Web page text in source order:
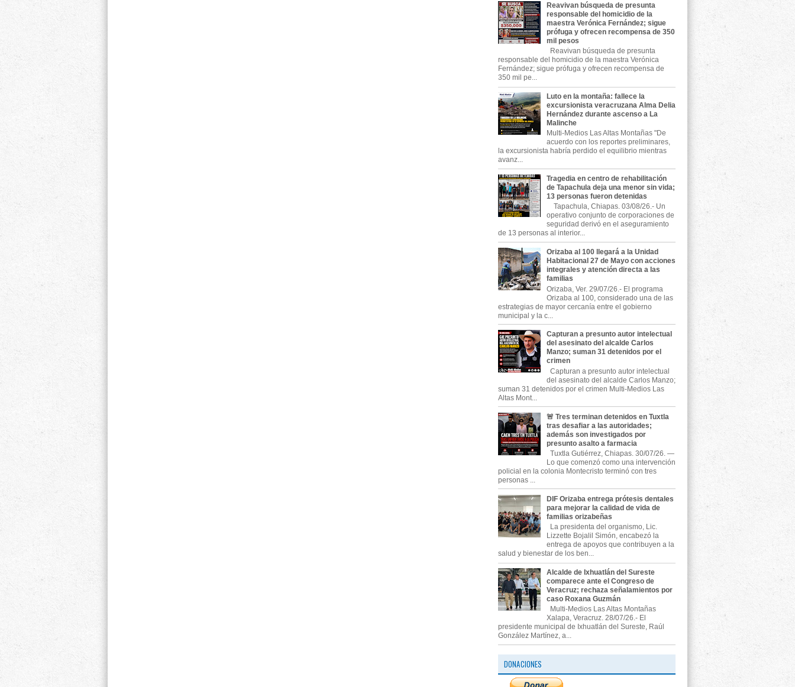
Reavivan búsqueda de presunta
responsable del homicidio de la
maestra Verónica Fernández; sigue
prófuga y ofrecen recompensa de 350
mil pesos
Reavivan búsqueda de presunta
responsable del homicidio de la maestra Verónica
Fernández; sigue prófuga y ofrecen recompensa de
350 mil pe...
Luto en la montaña: fallece la
excursionista veracruzana Alma Delia
Hernández durante ascenso a La
Malinche
Multi-Medios Las Altas Montañas "De
acuerdo con los reportes preliminares,
la excursionista habría perdido el equilibrio mientras
avanz...
Tragedia en centro de rehabilitación
de Tapachula deja una menor sin vida;
13 personas fueron detenidas
Tapachula, Chiapas. 03/08/26.- Un
operativo conjunto de corporaciones de
seguridad derivó en el aseguramiento
de 13 personas al interior...
Orizaba al 100 llegará a la Unidad
Habitacional 27 de Mayo con acciones
integrales y atención directa a las
familias
Orizaba, Ver. 29/07/26.- El programa
Orizaba al 100, considerado una de las
estrategias de mayor cercanía entre el gobierno
municipal y la c...
Capturan a presunto autor intelectual
del asesinato del alcalde Carlos
Manzo; suman 31 detenidos por el
crimen
Capturan a presunto autor intelectual
del asesinato del alcalde Carlos Manzo;
suman 31 detenidos por el crimen Multi-Medios Las
Altas Mont...
🚨 Tres terminan detenidos en Tuxtla
tras desafiar a las autoridades;
además son investigados por
presunto asalto a farmacia
Tuxtla Gutiérrez, Chiapas. 30/07/26. —
Lo que comenzó como una intervención
policial en la colonia Montecristo terminó con tres
personas ...
DIF Orizaba entrega prótesis dentales
para mejorar la calidad de vida de
familias orizabeñas
La presidenta del organismo, Lic.
Lizzette Bojalil Simón, encabezó la
entrega de apoyos que contribuyen a la
salud y bienestar de los ben...
Alcalde de Ixhuatlán del Sureste
comparece ante el Congreso de
Veracruz; rechaza señalamientos por
caso Roxana Guzmán
Multi-Medios Las Altas Montañas
Xalapa, Veracruz. 28/07/26.- El
presidente municipal de Ixhuatlán del Sureste, Raúl
González Martínez, a...
DONACIONES